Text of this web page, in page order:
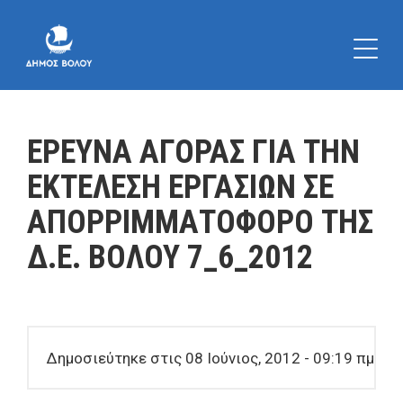
ΕΡΕΥΝΑ ΑΓΟΡΑΣ ΓΙΑ ΤΗΝ
ΕΚΤΕΛΕΣΗ ΕΡΓΑΣΙΩΝ ΣΕ
ΑΠΟΡΡΙΜΜΑΤΟΦΟΡΟ ΤΗΣ
Δ.Ε. ΒΟΛΟΥ 7_6_2012
Δημοσιεύτηκε στις 08 Ιούνιος, 2012 - 09:19 πμ